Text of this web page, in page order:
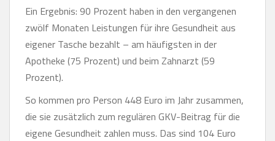
Ein Ergebnis: 90 Prozent haben in den vergangenen
zwölf Monaten Leistungen für ihre Gesundheit aus
eigener Tasche bezahlt – am häufigsten in der
Apotheke (75 Prozent) und beim Zahnarzt (59
Prozent).
So kommen pro Person 448 Euro im Jahr zusammen,
die sie zusätzlich zum regulären GKV-Beitrag für die
eigene Gesundheit zahlen muss. Das sind 104 Euro